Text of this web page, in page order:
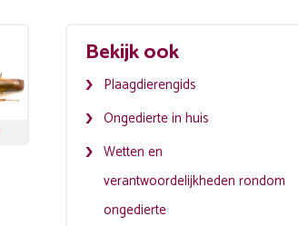
Bekijk ook
Plaagdierengids
Ongedierte in huis
Wetten en
verantwoordelijkheden rondom
ongedierte